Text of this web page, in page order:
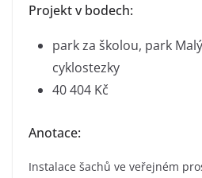
Projekt v bodech:
park za školou, park
cyklostezky
40 404 Kč
Anotace:
Instalace šachů ve veřejném